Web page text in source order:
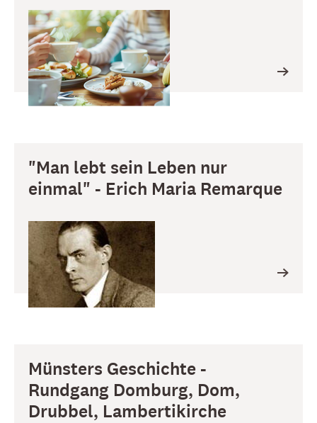
"Man lebt sein Leben nur
einmal" - Erich Maria Remarque
Münsters Geschichte -
Rundgang Domburg, Dom,
Drubbel, Lambertikirche